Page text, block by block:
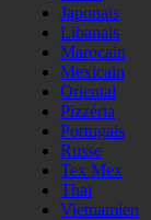
Japonais
Libanais
Marocain
Mexicain
Oriental
Pizzéria
Portugais
Russe
Tex Mex
Thaï
Vietnamien